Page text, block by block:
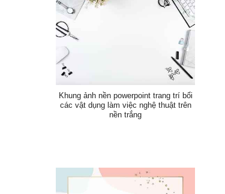
Khung ảnh nền powerpoint trang trí bổi
các vật dụng làm việc nghệ thuật trên
nền trắng